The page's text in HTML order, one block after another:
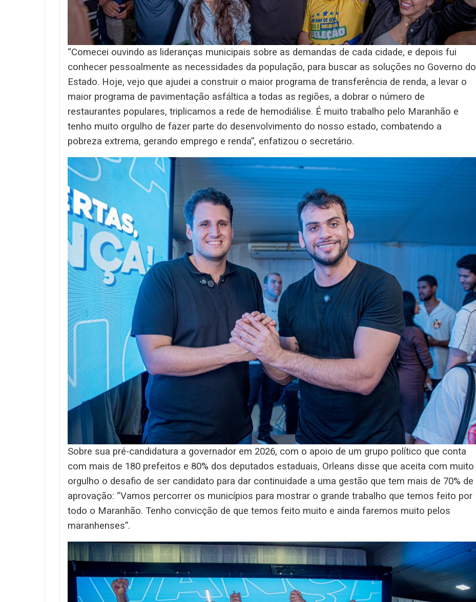
“Comecei ouvindo as lideranças municipais sobre as demandas de cada cidade, e depois fui
conhecer pessoalmente as necessidades da população, para buscar as soluções no Governo do
Estado. Hoje, vejo que ajudei a construir o maior programa de transferência de renda, a levar o
maior programa de pavimentação asfáltica a todas as regiões, a dobrar o número de
restaurantes populares, triplicamos a rede de hemodiálise. É muito trabalho pelo Maranhão e
tenho muito orgulho de fazer parte do desenvolvimento do nosso estado, combatendo a
pobreza extrema, gerando emprego e renda”, enfatizou o secretário.
Sobre sua pré-candidatura a governador em 2026, com o apoio de um grupo político que conta
com mais de 180 prefeitos e 80% dos deputados estaduais, Orleans disse que aceita com muito
orgulho o desafio de ser candidato para dar continuidade a uma gestão que tem mais de 70% de
aprovação: “Vamos percorrer os municípios para mostrar o grande trabalho que temos feito por
todo o Maranhão. Tenho convicção de que temos feito muito e ainda faremos muito pelos
maranhenses”.